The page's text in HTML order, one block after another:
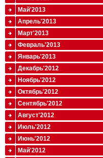
Май'2013
Апрель'2013
Март'2013
Февраль'2013
Январь'2013
Декабрь'2012
Ноябрь'2012
Октябрь'2012
Сентябрь'2012
Август'2012
Июль'2012
Июнь'2012
Май'2012